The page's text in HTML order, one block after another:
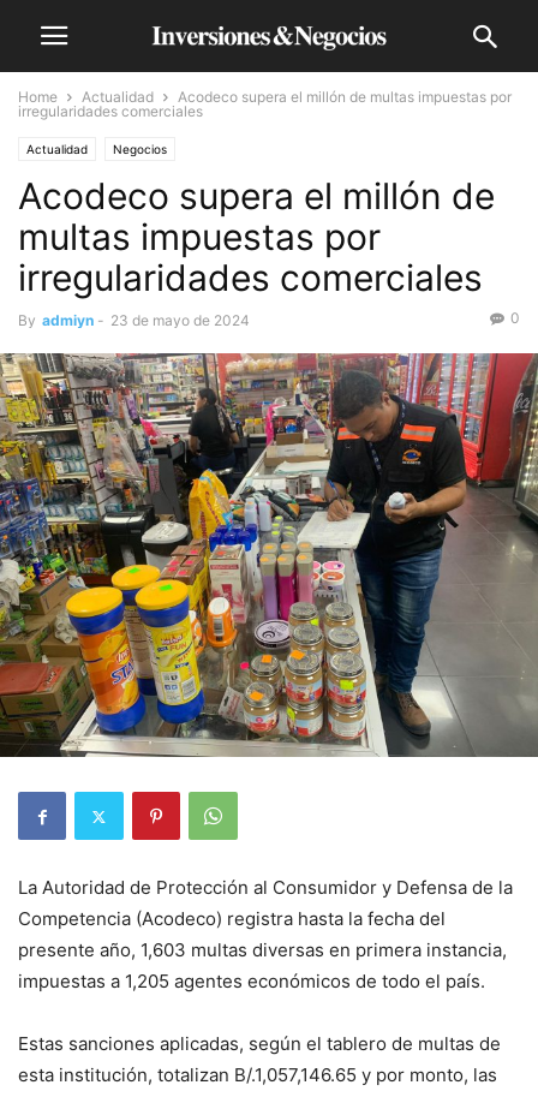
Home Actualidad
Acodeco supera el millón de multas impuestas por
irregularidades comerciales
Actualidad Negocios
Acodeco supera el millón de
multas impuestas por
irregularidades comerciales
By admiyn - 23 de mayo de 2024 0
La Autoridad de Protección al Consumidor y Defensa de la
Competencia (Acodeco) registra hasta la fecha del
presente año, 1,603 multas diversas en primera instancia,
impuestas a 1,205 agentes económicos de todo el país.
Estas sanciones aplicadas, según el tablero de multas de
esta institución, totalizan B/.1,057,146.65 y por monto, las